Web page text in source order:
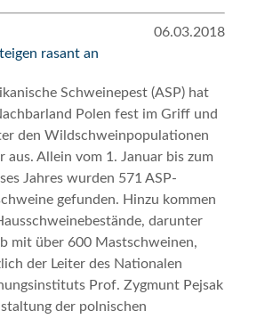
06.03.2018
rasant an
Schweinepest (ASP) hat
Polen fest im Griff und
den Wildschweinpopulationen
aus. Allein vom 1. Januar bis zum
Jahres wurden 571 ASP-
gefunden. Hinzu kommen
darunter
mit über 600 Mastschweinen,
der Leiter des Nationalen
Prof. Zygmunt Pejsak
der polnischen